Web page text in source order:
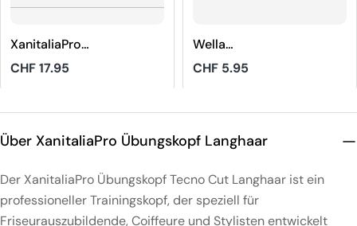
XanitaliaPro
STHAUER Mini
Hair Straightener
Regulärer
CHF 17.95
Wella
Schutzhandschuh
e
Regulärer
CHF 5.95
Über XanitaliaPro Übungskopf Langhaar
Der XanitaliaPro Übungskopf Tecno Cut Langhaar ist ein
professioneller Trainingskopf, der speziell für
Friseurauszubildende, Coiffeure und Stylisten entwickelt